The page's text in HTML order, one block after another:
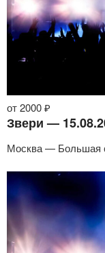
от 2000 ₽
Звери —
Москва — Большая